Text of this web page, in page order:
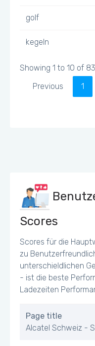
golf
kegeln
Showing 1 to 10 of
Previous
1
Scores
Scores für die
zu
unterschieldlichen
- ist die beste
Ladezeiten
Page title
Alcatel Schweiz -